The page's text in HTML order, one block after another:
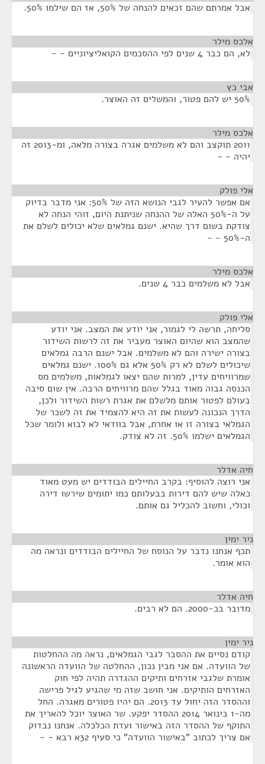
אבל אמרתם שהם זכאים להנחה של 50%, אז הם שילמו 50%.
אלכס מילר
לא, הם כבר 4 שנים לפי ההסכמים הקואליציוניים - -
אבי כץ
50% יש להם פטור, והמשלים זה האוצר.
אלכס מילר
2011 תוקצב והם לא משלמים אגרה בצורה מלאה, ומ-2013 זה
יהיה - -
אלי פולק
אם אפשר להעיר לגבי הנושא הזה של 50%: אני מדבר בדיוק
על ה-50% האלה של ההנחה שניתנת היום, זוהי הנחה לא
צודקת בשום דרך שהיא. ישנם גמלאים שלא יכולים לשלם את
ה-50% - -
אלכס מילר
אבל לא משלמים כבר 4 שנים.
אלי פולק
סליחה, תרשה לי לגמור, אני יודע את המצב. אני יודע
שהמצב הוא שהיום האוצר מעביר את זה לרשות השידור
בצורה ישירה והם לא משלמים. אבל ישנם הרבה גמלאים
שיכולים לשלם לא רק 50% אלא גם 100%. ישנם גמלאים
שמרוויחים עדין, למרות שהם יצאו לגמלאות, משלמים מס
הכנסה גבוה מאוד בגלל שהם מרוויחים הרבה. אין שום סיבה
בעולם לפטור אותם מלשלם את אגרת רשות השידור ולכן,
הדרך הנכונה לעשות את זה היא להצמיד את זה לשכר של
הגמלאי בצורה זו או אחרת, אבל בוודאי לא לבוא ולומר שכל
הגמלאים ישלמו 50%. זה לא צודק.
חיה אדלר
אני רוצה להוסיף: בקרב החיילים הבודדים יש מעט מאוד
כאלה שיש להם דירות בבעלותם כמו יתומים שירשו דירה
וכולי, וחשוב להכליל גם אותם.
ניר ימין
תכף אנחנו נדבר על הנוסח של החיילים הבודדים ונראה מה
הוא אומר.
חיה אדלר
מדובר בכ-2000. הם לא רבים.
ניר ימין
קודם נסיים את ההסבר לגבי הגמלאים, נראה מה ההחלטות
של הוועדה. אם אני מבין נכון, ההחלטה של הוועדה הראשונה
אומרת שלגבי אזרחים ותיקים ההגדרה תהיה לפי חוק
האזרחים הותיקים. אני חושב שזה מי שהגיע לגיל פרישה
וההסדר הזה יחול עד 2013. הם יהיו פטורים מאגרה. החל
מה-1 בינואר 2014 ההסדר יפקע. שר האוצר יוכל להאריך את
התוקף של ההסדר הזה באישור ועדת הכלכלה. אנחנו נבדוק
אם צריך לכתוב "באישור הוועדה" כי סעיף 32א רבא - -